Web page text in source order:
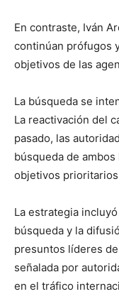
En contraste, Iván
continúan prófugos
objetivos de las
La búsqueda se
La reactivación del
pasado, las
búsqueda de
objetivos
La estrategia
búsqueda y la
presuntos líderes
señalada por
en el tráfico